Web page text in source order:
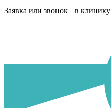
Заявка или звонок в клинику